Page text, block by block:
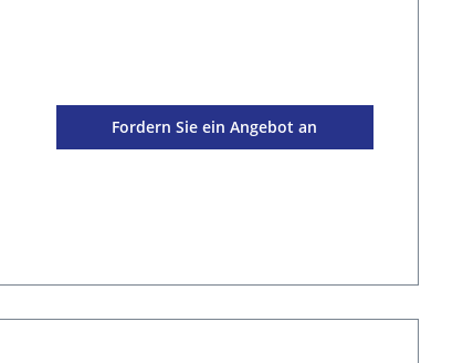
Fordern Sie ein Angebot an